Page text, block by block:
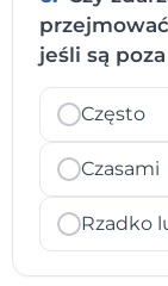
jeśli są
Często
Czasami
Rzadko